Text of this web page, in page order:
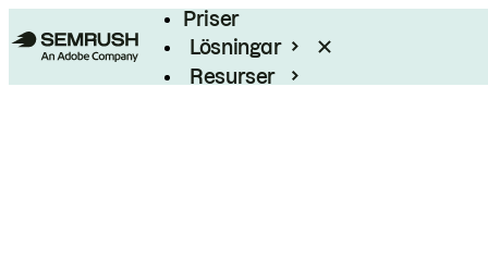
Priser
Lösningar
Resurser